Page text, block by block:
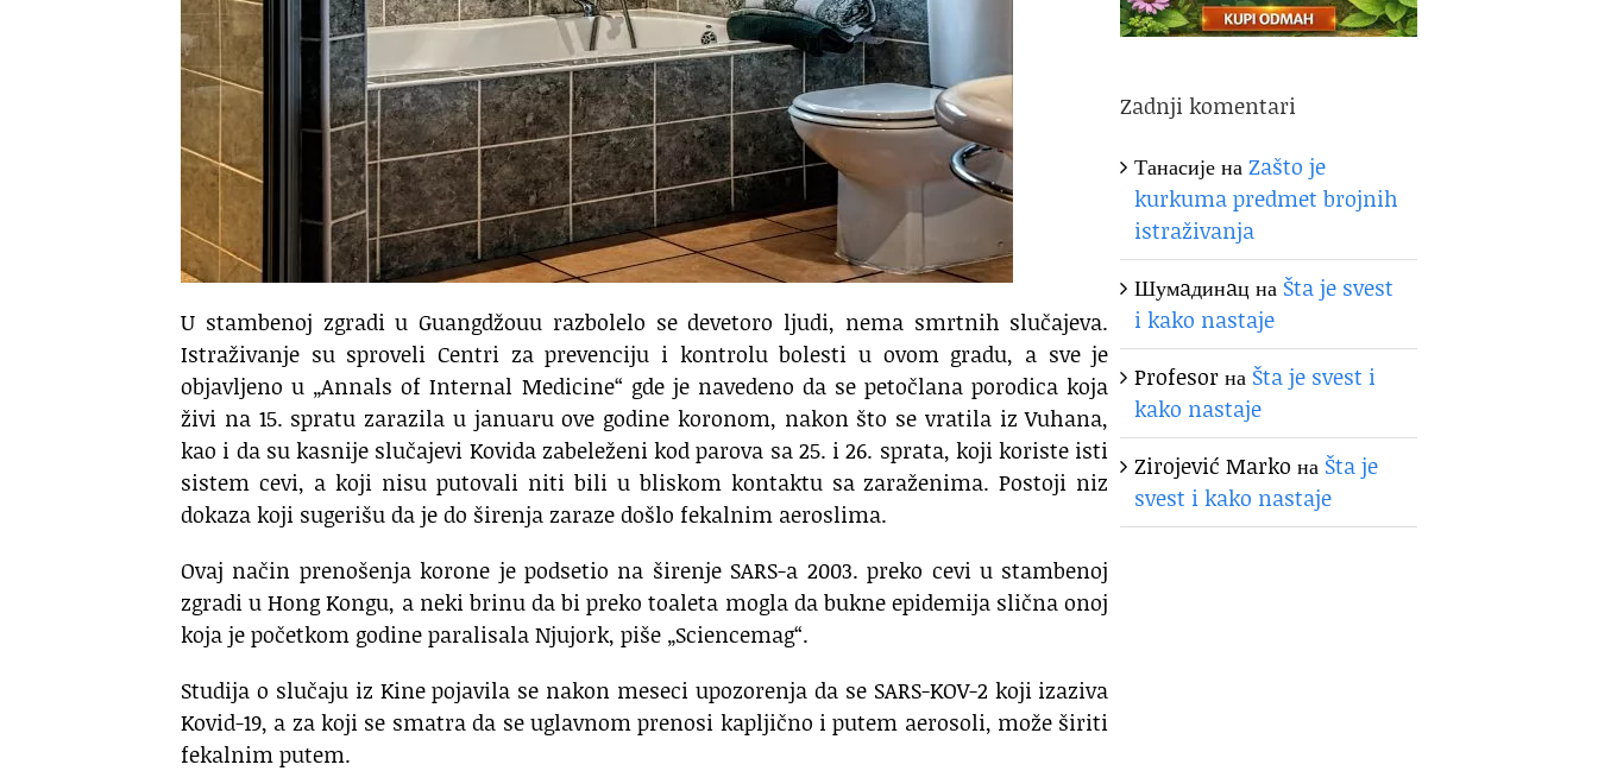
U stambenoj zgradi u Guangdžouu razbolelo se devetoro ljudi, nema smrtnih slučajeva.
Istraživanje su sproveli Centri za prevenciju i kontrolu bolesti u ovom gradu, a sve je
objavljeno u „Annals of Internal Medicine“ gde je navedeno da se petočlana porodica koja
živi na 15. spratu zarazila u januaru ove godine koronom, nakon što se vratila iz Vuhana,
kao i da su kasnije slučajevi Kovida zabeleženi kod parova sa 25. i 26. sprata, koji koriste isti
sistem cevi, a koji nisu putovali niti bili u bliskom kontaktu sa zaraženima. Postoji niz
dokaza koji sugerišu da je do širenja zaraze došlo fekalnim aeroslima.
Ovaj način prenošenja korone je podsetio na širenje SARS-a 2003. preko cevi u stambenoj
zgradi u Hong Kongu, a neki brinu da bi preko toaleta mogla da bukne epidemija slična onoj
koja je početkom godine paralisala Njujork, piše „Sciencemag“.
Studija o slučaju iz Kine pojavila se nakon meseci upozorenja da se SARS-KOV-2 koji izaziva
Kovid-19, a za koji se smatra da se uglavnom prenosi kapljično i putem aerosoli, može širiti
fekalnim putem.
Zadnji komentari
ТанасијенаZašto je
kurkuma predmet brojnih
istraživanja
Шумaдинaцна Šta je svest
i kako nastaje
Profesorна Šta je svest i
kako nastaje
Zirojević Marko на Šta je
svest i kako nastaje